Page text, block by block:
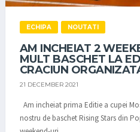
ECHIPA NOUTATI
AM INCHEIAT 2
MULT BASCHET LA
CRACIUN
21 DECEMBER 2021
Am incheiat prima Editie a cupei
nostru de baschet Rising Stars din